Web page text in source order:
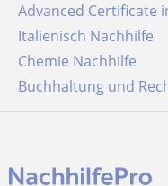
Advanced Certificate
Italienisch Nachhilfe
Chemie Nachhilfe
Buchhaltung und